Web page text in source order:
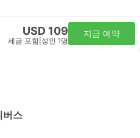
USD 109
세금 포함 성인 1명
지금 예약
버스